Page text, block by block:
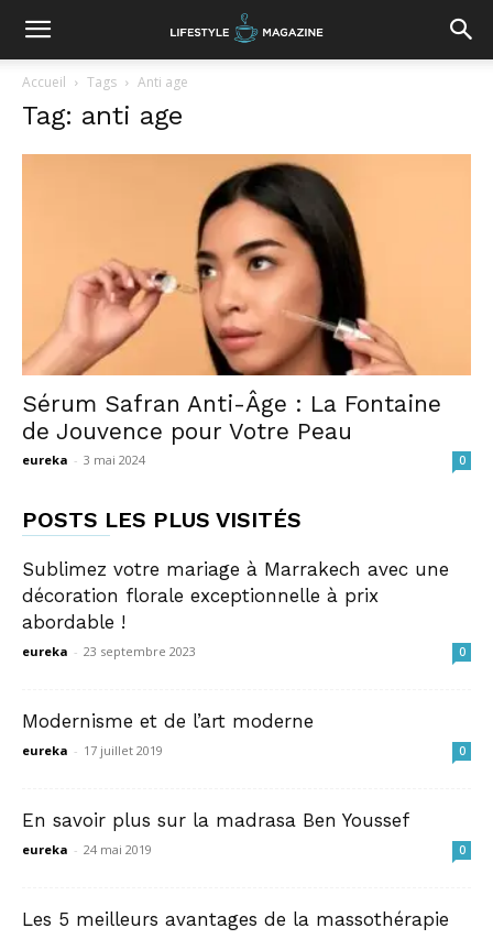
Accueil Tags Anti age
Tag: anti age
Sérum Safran Anti-Âge : La Fontaine
de Jouvence pour Votre Peau
eureka - 3 mai 2024 0
POSTS LES PLUS VISITÉS
Sublimez votre mariage à Marrakech avec une
décoration florale exceptionnelle à prix
abordable !
eureka - 23 septembre 2023 0
Modernisme et de l’art moderne
eureka - 17 juillet 2019 0
En savoir plus sur la madrasa Ben Youssef
eureka - 24 mai 2019 0
Les 5 meilleurs avantages de la massothérapie